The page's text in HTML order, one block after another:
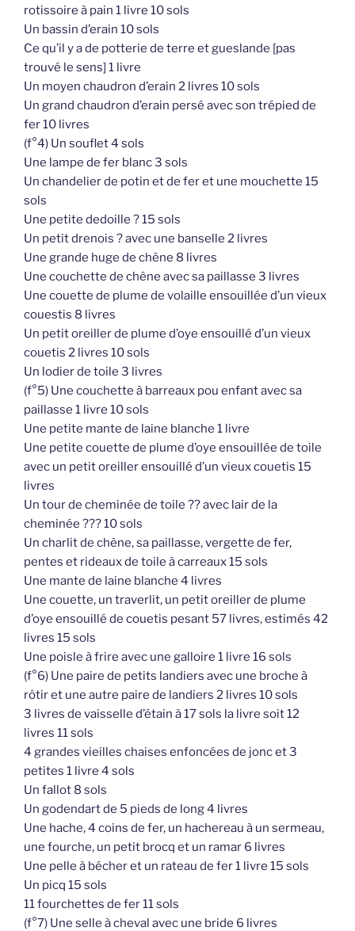
rotissoire à pain 1 livre 10 sols
Un bassin d’erain 10 sols
Ce qu’il y a de potterie de terre et gueslande [pas
trouvé le sens] 1 livre
Un moyen chaudron d’erain 2 livres 10 sols
Un grand chaudron d’erain persé avec son trépied de
fer 10 livres
(f°4) Un souflet 4 sols
Une lampe de fer blanc 3 sols
Un chandelier de potin et de fer et une mouchette 15
sols
Une petite dedoille ? 15 sols
Un petit drenois ? avec une banselle 2 livres
Une grande huge de chêne 8 livres
Une couchette de chêne avec sa paillasse 3 livres
Une couette de plume de volaille ensouillée d’un vieux
couestis 8 livres
Un petit oreiller de plume d’oye ensouillé d’un vieux
couetis 2 livres 10 sols
Un lodier de toile 3 livres
(f°5) Une couchette à barreaux pou enfant avec sa
paillasse 1 livre 10 sols
Une petite mante de laine blanche 1 livre
Une petite couette de plume d’oye ensouillée de toile
avec un petit oreiller ensouillé d’un vieux couetis 15
livres
Un tour de cheminée de toile ?? avec lair de la
cheminée ??? 10 sols
Un charlit de chêne, sa paillasse, vergette de fer,
pentes et rideaux de toile à carreaux 15 sols
Une mante de laine blanche 4 livres
Une couette, un traverlit, un petit oreiller de plume
d’oye ensouillé de couetis pesant 57 livres, estimés 42
livres 15 sols
Une poisle à frire avec une galloire 1 livre 16 sols
(f°6) Une paire de petits landiers avec une broche à
rôtir et une autre paire de landiers 2 livres 10 sols
3 livres de vaisselle d’étain à 17 sols la livre soit 12
livres 11 sols
4 grandes vieilles chaises enfoncées de jonc et 3
petites 1 livre 4 sols
Un fallot 8 sols
Un godendart de 5 pieds de long 4 livres
Une hache, 4 coins de fer, un hachereau à un sermeau,
une fourche, un petit brocq et un ramar 6 livres
Une pelle à bécher et un rateau de fer 1 livre 15 sols
Un picq 15 sols
11 fourchettes de fer 11 sols
(f°7) Une selle à cheval avec une bride 6 livres